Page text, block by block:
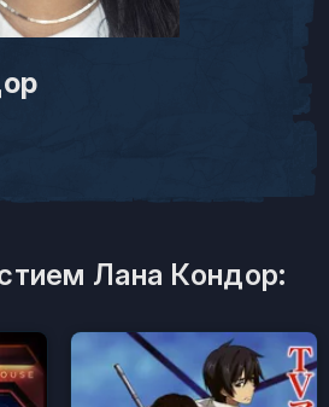
Лана Кондор: